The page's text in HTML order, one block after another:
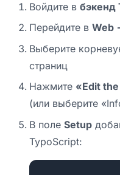
Войдите в бэкенд
Перейдите в Web
Выберите
страниц
Нажмите «Edit
(или выберите
В поле Setup
TypoScript: